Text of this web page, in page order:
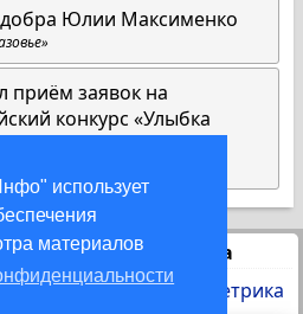
использует
материалов
Юлии Максименко
приём заявок на
конкурс «Улыбка
Статистика